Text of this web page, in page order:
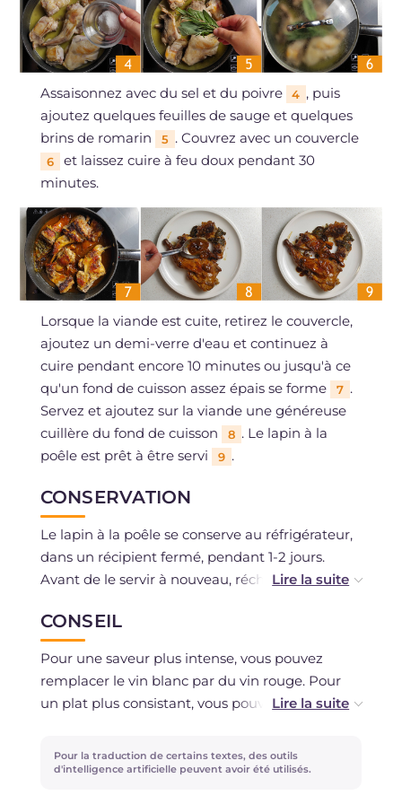
Assaisonnez avec du sel et du poivre 4 , puis
ajoutez quelques feuilles de sauge et quelques
brins de romarin
5 . Couvrez avec un couvercle
6
et laissez cuire à feu doux pendant 30
minutes.
Lorsque la viande est cuite, retirez le couvercle,
ajoutez un demi-verre d'eau et continuez à
cuire pendant encore 10 minutes ou jusqu'à ce
qu'un fond de cuisson assez épais se forme
7 .
Servez et ajoutez sur la viande une généreuse
cuillère du fond de cuisson
8 . Le lapin à la
poêle est prêt à être servi
9 .
CONSERVATION
Le lapin à la poêle se conserve au réfrigérateur,
dans un récipient fermé, pendant 1-2 jours.
Avant de le servir à nouveau, réchauffez-le à la
de bouillon pour maintenir la viande tendre.
CONSEIL
Pour une saveur plus intense, vous pouvez
remplacer le vin blanc par du vin rouge. Pour
un plat plus consistant, vous pouvez ajouter des
dernières minutes de cuisson, ou faire revenir
des cèpes ou champignons de Paris à part et les
Pour la traduction de certains textes, des outils
d'intelligence artificielle peuvent avoir été utilisés.